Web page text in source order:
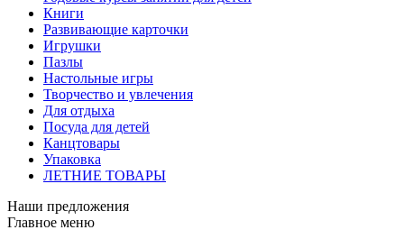
Книги
Развивающие карточки
Игрушки
Пазлы
Настольные игры
Творчество и увлечения
Для отдыха
Посуда для детей
Канцтовары
Упаковка
ЛЕТНИЕ ТОВАРЫ
Наши предложения
Главное меню